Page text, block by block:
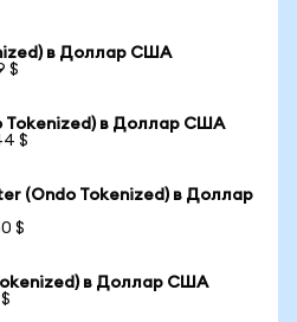
в Доллар США
$
Tokenized) в Доллар США
$
(Ondo Tokenized) в Доллар
$
в Доллар США